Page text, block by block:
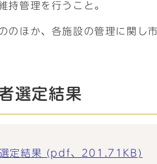
持管理を行うこと。
のほか、各施設の管理に関し
選定結果
選定結果 (pdf、201.71KB)